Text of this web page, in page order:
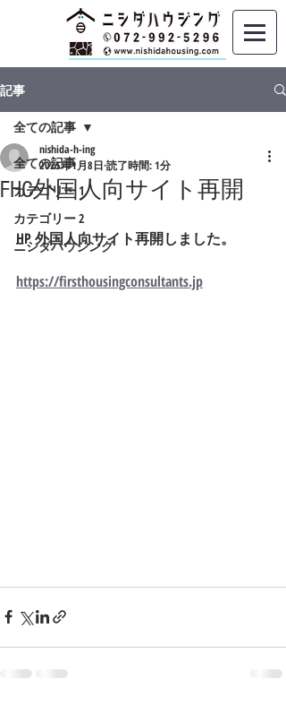
記事
全ての記事
カテゴリー 1
カテゴリー 2
ニシダハウジング
全ての記事
FHC外国人向サイト再開
nishida-h-ing
2025年1月8日 読了時間: 1分
HP 外国人向サイト再開しました。
https://firsthousingconsultants.jp